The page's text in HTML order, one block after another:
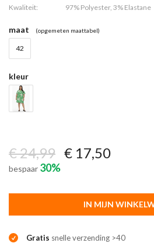
Kwaliteit:
97% Polyester, 3% Elastane
maat (opgemeten maattabel)
42
kleur
€ 24,99 € 17,50
bespaar 30%
IN MIJN
Gratis snelle verzending >40